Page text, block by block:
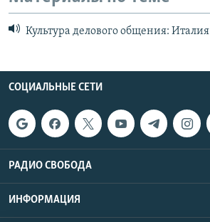
Культура делового общения: Италия
СОЦИАЛЬНЫЕ СЕТИ
РАДИО СВОБОДА
ИНФОРМАЦИЯ